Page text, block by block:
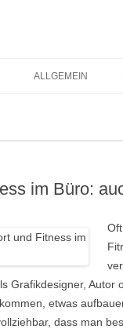
ALLGEMEIN
im Büro:
Grafikdesigner, Autor
etwas
dass man